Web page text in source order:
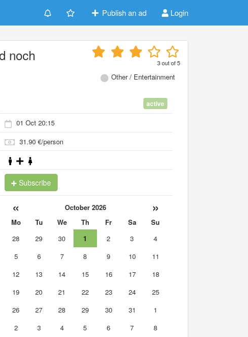
Publish an ad Login
noch 3out of5
Other / Entertainment
active
01 Oct 20:15
31.90 €/person
Subscribe
« October 2026 »
Mo Tu We Th Fr Sa
Su
28
29 30 1 2 3
4
5
6 7 8 9 10
11
12
13 14 15 16 17
18
19
20 21 22 23 24
25
26
27 28 29 30 31
1
2
3 4 5 6 7 8